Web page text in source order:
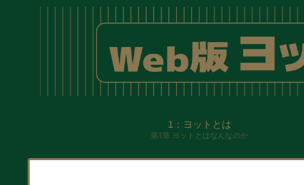
1：ヨットとは
第1章 ヨットとはなんなのか